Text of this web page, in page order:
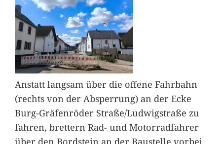
Anstatt langsam über die offene Fahrbahn
(rechts von der Absperrung) an der Ecke
Burg-Gräfenröder Straße/Ludwigstraße zu
fahren, brettern Rad- und Motorradfahrer
über den Bordstein an der Baustelle vorbei